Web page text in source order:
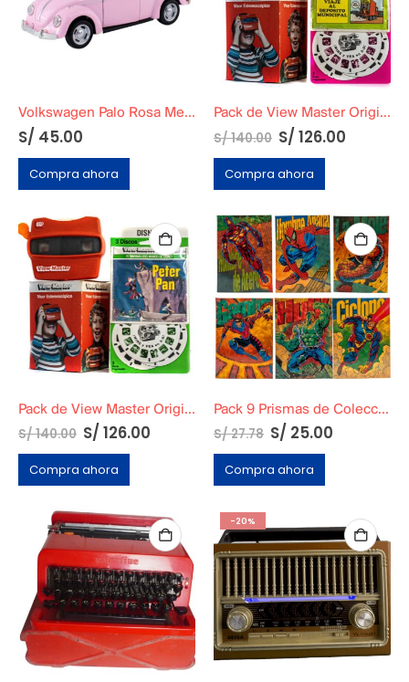
Volkswagen Palo Rosa Metálico a Escala
S/ 45.00
Compra ahora
Pack de View Master Original + Set de 3 Discos de Garfield «Viaje al Depósito Municipal» 1978
S/140.00 S/ 126.00
Compra ahora
Pack de View Master Original + Set de 3 Discos de Peter Pan de 1957
S/140.00 S/ 126.00
Compra ahora
Pack 9 Prismas de Colección Marvel Pepsi Cards
S/27.78 S/ 25.00
Compra ahora
-20%